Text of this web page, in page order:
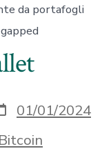
da portafogli
01/01/2024